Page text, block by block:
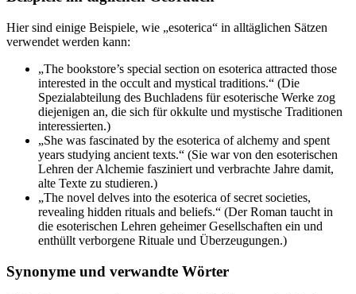
Hier sind einige Beispiele, wie „esoterica“ in alltäglichen Sätzen
verwendet werden kann:
„The bookstore’s special section on esoterica attracted those
interested in the occult and mystical traditions.“ (Die
Spezialabteilung des Buchladens für esoterische Werke zog
diejenigen an, die sich für okkulte und mystische Traditionen
interessierten.)
„She was fascinated by the esoterica of alchemy and spent
years studying ancient texts.“ (Sie war von den esoterischen
Lehren der Alchemie fasziniert und verbrachte Jahre damit,
alte Texte zu studieren.)
„The novel delves into the esoterica of secret societies,
revealing hidden rituals and beliefs.“ (Der Roman taucht in
die esoterischen Lehren geheimer Gesellschaften ein und
enthüllt verborgene Rituale und Überzeugungen.)
Synonyme und verwandte Wörter